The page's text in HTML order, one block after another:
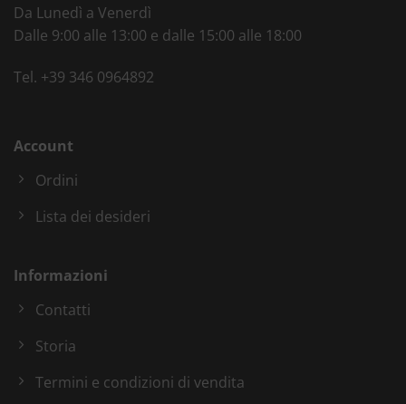
Da Lunedì a Venerdì
Dalle 9:00 alle 13:00 e dalle 15:00 alle 18:00
Tel. +39 346 0964892
Account
Ordini
Lista dei desideri
Informazioni
Contatti
Storia
Termini e condizioni di vendita